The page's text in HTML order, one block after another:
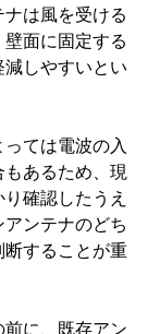
は風を受ける
面に固定する
しやすいとい
ては電波の入
あるため、現
確認したうえ
ンテナのどち
断することが重
前に、既存アン